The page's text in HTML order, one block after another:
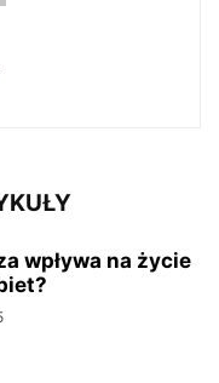
wpływa na życie